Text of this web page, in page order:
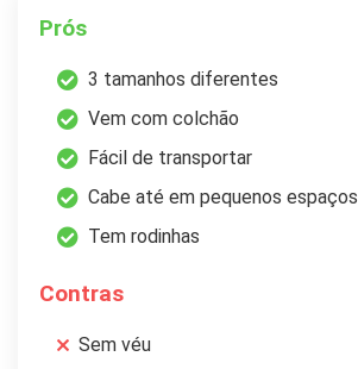
Prós
3 tamanhos diferentes
Vem com colchão
Fácil de transportar
Cabe até em pequenos espaços
Tem rodinhas
Contras
Sem véu